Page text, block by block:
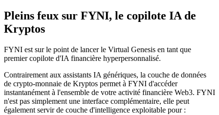
Pleins feux sur FYNI, le copilote IA de
Kryptos
FYNI est sur le point de lancer le Virtual Genesis en tant que
premier copilote d'IA financière hyperpersonnalisé.
Contrairement aux assistants IA génériques, la couche de données
de crypto-monnaie de Kryptos permet à FYNI d'accéder
instantanément à l'ensemble de votre activité financière Web3. FYNI
n'est pas simplement une interface complémentaire, elle peut
également servir de couche d'intelligence exploitable pour :